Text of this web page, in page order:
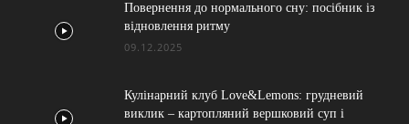
Повернення до нормального сну: посібник із
відновлення ритму
09.12.2025
Кулінарний клуб Love&Lemons: грудневий
виклик – картопляний вершковий суп і